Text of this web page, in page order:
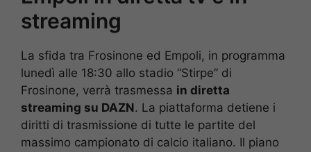
streaming
La sfida tra Frosinone ed Empoli, in programma
lunedì alle 18:30 allo stadio “Stirpe” di
Frosinone, verrà trasmessa in diretta
streaming su DAZN. La piattaforma detiene i
diritti di trasmissione di tutte le partite del
massimo campionato di calcio italiano. Il piano